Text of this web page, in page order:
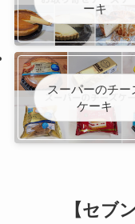
ーキ
スーパーのチー
ケーキ
【セブ